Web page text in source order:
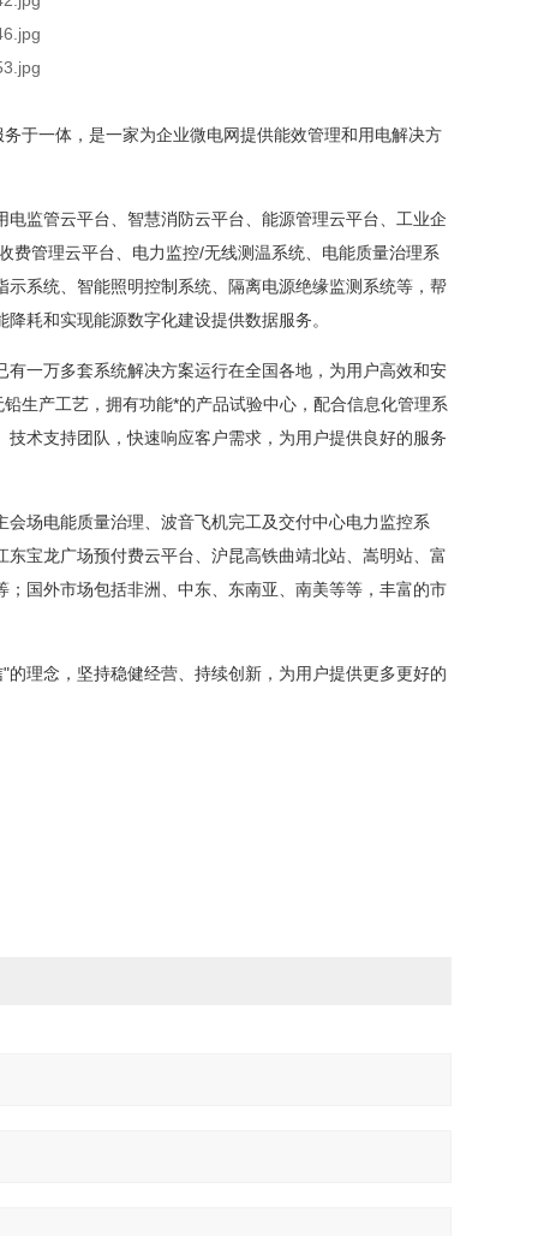
于一体，是一家为企业微电网提供能效管理和用电解决方
管云平台、智慧消防云平台、能源管理云平台、工业企
费管理云平台、电力监控/无线测温系统、电能质量治理系
系统、智能照明控制系统、隔离电源绝缘监测系统等，帮
耗和实现能源数字化建设提供数据服务。
万多套系统解决方案运行在全国各地，为用户高效和安
生产工艺，拥有功能*的产品试验中心，配合信息化管理系
术支持团队，快速响应客户需求，为用户提供良好的服务
电能质量治理、波音飞机完工及交付中心电力监控系
宝龙广场预付费云平台、沪昆高铁曲靖北站、嵩明站、富
国外市场包括非洲、中东、东南亚、南美等等，丰富的市
念，坚持稳健经营、持续创新，为用户提供更多更好的